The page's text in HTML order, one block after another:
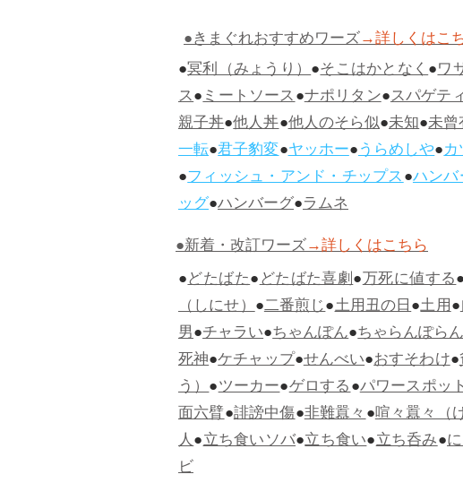
●きまぐれおすすめワーズ→詳しくはこ
●冥利（みょうり）●そこはかとなく●ワ
ス●ミートソース●ナポリタン●スパゲテ
親子丼●他人丼●他人のそら似●未知●未
一転●君子豹変●ヤッホー●うらめしや●
●フィッシュ・アンド・チップス●ハン
ッグ●ハンバーグ●ラムネ
●新着・改訂ワーズ→詳しくはこちら
●どたばた●どたばた喜劇●万死に値する●
（しにせ）●二番煎じ●土用丑の日●土用●
男●チャラい●ちゃんぽん●ちゃらんぽら
死神●ケチャップ●せんべい●おすそわけ●
う）●ツーカー●ゲロする●パワースポッ
面六臂●誹謗中傷●非難囂々●喧々囂々（
人●立ち食いソバ●立ち食い●立ち呑み●
ビ